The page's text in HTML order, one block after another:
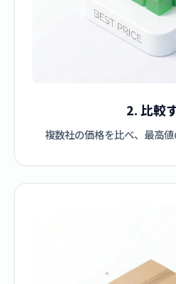
2. 比較
複数社の価格を比べ、最高値